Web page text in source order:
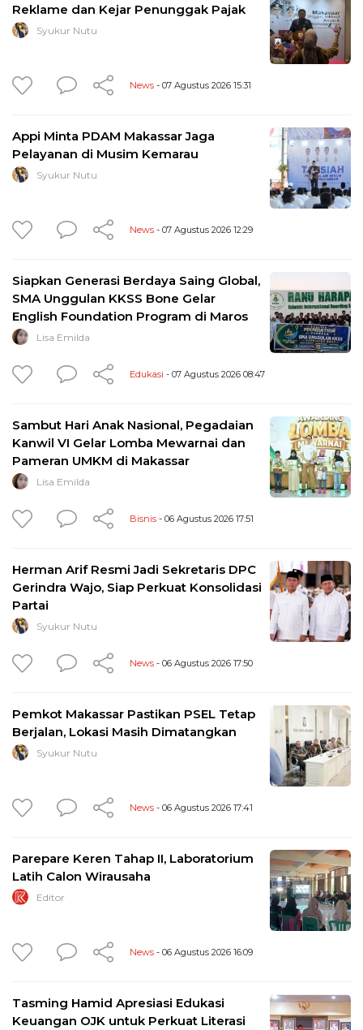
Reklame dan Kejar Penunggak Pajak
Syukur Nutu
News - 07 Agustus 2026 15:31
Appi Minta PDAM Makassar Jaga
Pelayanan di Musim Kemarau
Syukur Nutu
News - 07 Agustus 2026 12:29
Siapkan Generasi Berdaya Saing Global,
SMA Unggulan KKSS Bone Gelar
English Foundation Program di Maros
Lisa Emilda
Edukasi - 07 Agustus 2026 08:47
Sambut Hari Anak Nasional, Pegadaian
Kanwil VI Gelar Lomba Mewarnai dan
Pameran UMKM di Makassar
Lisa Emilda
Bisnis - 06 Agustus 2026 17:51
Herman Arif Resmi Jadi Sekretaris DPC
Gerindra Wajo, Siap Perkuat Konsolidasi
Partai
Syukur Nutu
News - 06 Agustus 2026 17:50
Pemkot Makassar Pastikan PSEL Tetap
Berjalan, Lokasi Masih Dimatangkan
Syukur Nutu
News - 06 Agustus 2026 17:41
Parepare Keren Tahap II, Laboratorium
Latih Calon Wirausaha
Editor
News - 06 Agustus 2026 16:09
Tasming Hamid Apresiasi Edukasi
Keuangan OJK untuk Perkuat Literasi